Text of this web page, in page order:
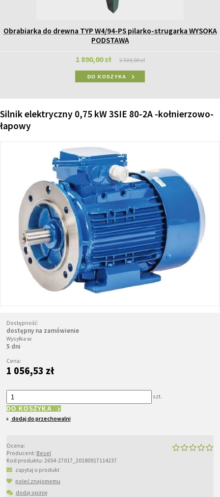
Obrabiarka do drewna TYP W4/94-PS pilarko-strugarka WYSOKA
PODSTAWA
1 890,00 zł 2 530,00 zł
DO KOSZYKA
Silnik elektryczny 0,75 kW 3SIE 80-2A -kołnierzowo-
łapowy
Dostępność:
dostępny na zamówienie
Wysyłka w:
5 dni
Cena:
1 056,53 zł
szt.
DO KOSZYKA
dodaj do przechowalni
Ocena:
Producent: Besel
Kod produktu: 2654-27017_20180917114237
zapytaj o produkt
poleć znajomemu
dodaj opinię